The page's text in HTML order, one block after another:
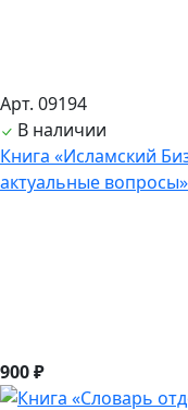
Арт. 09194
В наличии
Книга «Исламский
актуальные
900 ₽